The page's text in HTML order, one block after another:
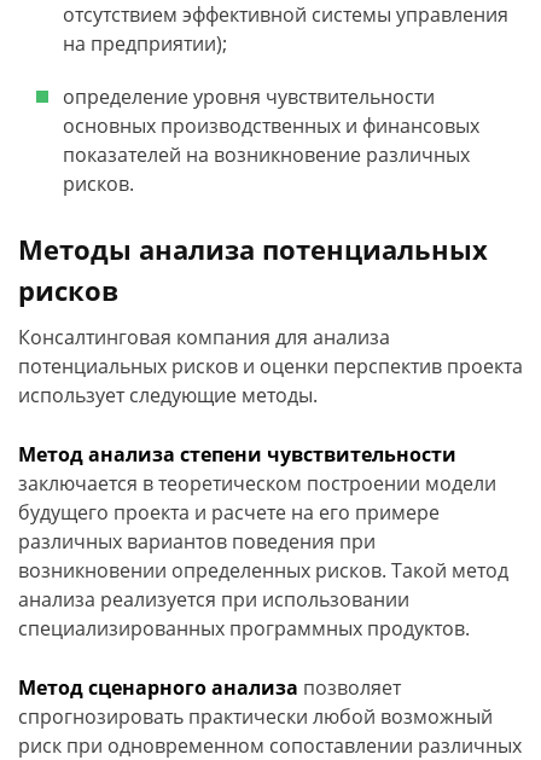
отсутствием эффективной системы управления
на предприятии);
определение уровня чувствительности
основных производственных и финансовых
показателей на возникновение различных
рисков.
Методы анализа потенциальных
рисков
Консалтинговая компания для анализа
потенциальных рисков и оценки перспектив проекта
использует следующие методы.
Метод анализа степени чувствительности
заключается в теоретическом построении модели
будущего проекта и расчете на его примере
различных вариантов поведения при
возникновении определенных рисков. Такой метод
анализа реализуется при использовании
специализированных программных продуктов.
Метод сценарного анализа позволяет
спрогнозировать практически любой возможный
риск при одновременном сопоставлении различных